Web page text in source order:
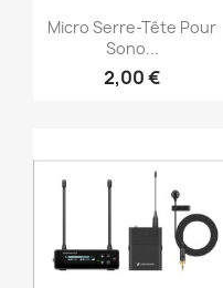
Aperçu rapide
Micro Serre-Tête Pour
Sono...
2,00 €